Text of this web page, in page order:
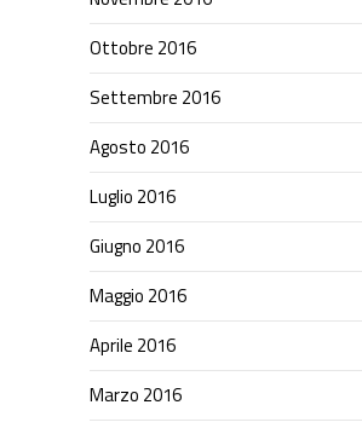
Ottobre 2016
Settembre 2016
Agosto 2016
Luglio 2016
Giugno 2016
Maggio 2016
Aprile 2016
Marzo 2016